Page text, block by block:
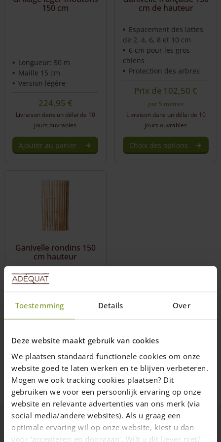
Toestemming Details Over
Deze website maakt gebruik van cookies
We plaatsen standaard functionele cookies om onze
website goed te laten werken en te blijven verbeteren.
Mogen we ook tracking cookies plaatsen? Dit
gebruiken we voor een persoonlijk ervaring op onze
website en relevante advertenties van ons merk (via
social media/andere websites). Als u graag een
optimale ervaring wil op onze website, kiest u dan
voor ‘accepteren en doorgaan'. Wilt u dit liever niet?
150 cm
Longueur: 50 m
Maille 15 cm
Version légère
224,95 €
Livraison dans un délai de 10
jours ouvrables
Ajouter au panier
cm de hauteur
Espacement des lattes
de 2, 4, 6, 8 et 10 cm
6 cm pour les gros
chiens
Protection des arbres
Prix de 102,50€
par 5 mètres
Livraison dans un délai de 10
jours ouvrables
Choix des options
page
Ganivelle rondins 150
cm hauteur
Rouleau de 3 m
cm
Livraison dans un délai de 10
jours ouvrables
Ajouter au panier
Bois de qualité supérieure